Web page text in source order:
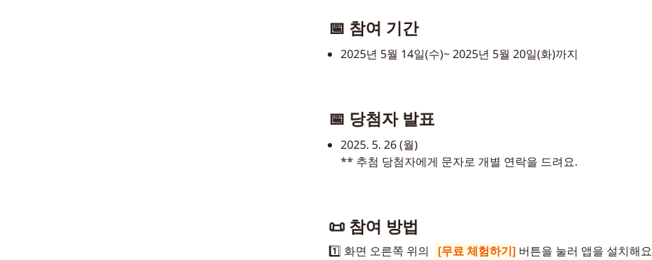
📅 참여 기간
2025년 5월 14일(수)~ 2025년 5월 20일(화)까지
📅 당첨자 발표
2025. 5. 26 (월)
** 추첨 당첨자에게 문자로 개별 연락을 드려요.
📜 참여 방법
1️⃣ 화면 오른쪽 위의 [무료 체험하기] 버튼을 눌러 앱을 설치해요